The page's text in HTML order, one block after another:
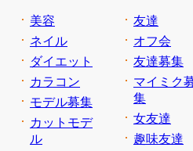
美容
ネイル
ダイエット
カラコン
モデル募集
カットモデ
ル
友達
オフ会
友達募集
マイミク
集
女友達
趣味友達